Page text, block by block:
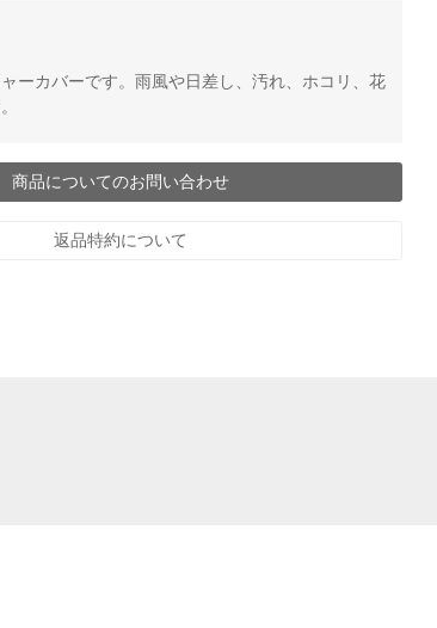
ーカバーです。雨風や日差し、汚れ、ホコリ、花
商品についてのお問い合わせ
返品特約について